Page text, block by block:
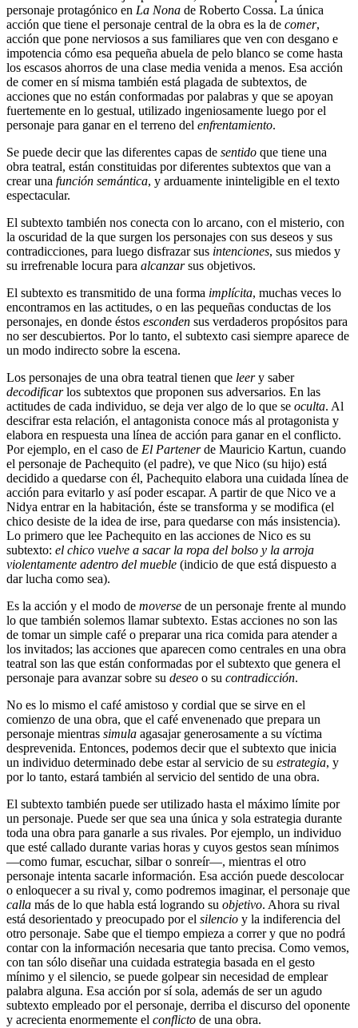
personaje protagónico en La Nona de Roberto Cossa. La única
acción que tiene el personaje central de la obra es la de comer,
acción que pone nerviosos a sus familiares que ven con desgano e
impotencia cómo esa pequeña abuela de pelo blanco se come hasta
los escasos ahorros de una clase media venida a menos. Esa acción
de comer en sí misma también está plagada de subtextos, de
acciones que no están conformadas por palabras y que se apoyan
fuertemente en lo gestual, utilizado ingeniosamente luego por el
personaje para ganar en el terreno del enfrentamiento.
Se puede decir que las diferentes capas de sentido que tiene una
obra teatral, están constituidas por diferentes subtextos que van a
crear una función semántica, y arduamente ininteligible en el texto
espectacular.
El subtexto también nos conecta con lo arcano, con el misterio, con
la oscuridad de la que surgen los personajes con sus deseos y sus
contradicciones, para luego disfrazar sus intenciones, sus miedos y
su irrefrenable locura para alcanzarsus objetivos.
El subtexto es transmitido de una forma implícita, muchas veces lo
encontramos en las actitudes, o en las pequeñas conductas de los
personajes, en donde éstos esconden sus verdaderos propósitos para
no ser descubiertos. Por lo tanto, el subtexto casi siempre aparece de
un modo indirecto sobre la escena.
Los personajes de una obra teatral tienen que leery saber
decodificarlos subtextos que proponen sus adversarios. En las
actitudes de cada individuo, se deja ver algo de lo que se oculta. Al
descifrar esta relación, el antagonista conoce más al protagonista y
elabora en respuesta una línea de acción para ganar en el conflicto.
Por ejemplo, en el caso de El Partenerde Mauricio Kartun, cuando
el personaje de Pachequito (el padre), ve que Nico (su hijo) está
decidido a quedarse con él, Pachequito elabora una cuidada línea de
acción para evitarlo y así poder escapar. A partir de que Nico ve a
Nidya entrar en la habitación, éste se transforma y se modifica (el
chico desiste de la idea de irse, para quedarse con más insistencia).
Lo primero que lee Pachequito en las acciones de Nico es su
subtexto: el chico vuelve a sacar la ropa del bolso y la arroja
violentamente adentro del mueble (indicio de que está dispuesto a
dar lucha como sea).
Es la acción y el modo de moverse de un personaje frente al mundo
lo que también solemos llamar subtexto. Estas acciones no son las
de tomar un simple café o preparar una rica comida para atender a
los invitados; las acciones que aparecen como centrales en una obra
teatral son las que están conformadas por el subtexto que genera el
personaje para avanzar sobre su deseo o su contradicción.
No es lo mismo el café amistoso y cordial que se sirve en el
comienzo de una obra, que el café envenenado que prepara un
personaje mientras simula agasajar generosamente a su víctima
desprevenida. Entonces, podemos decir que el subtexto que inicia
un individuo determinado debe estar al servicio de su estrategia, y
por lo tanto, estará también al servicio del sentido de una obra.
El subtexto también puede ser utilizado hasta el máximo límite por
un personaje. Puede ser que sea una única y sola estrategia durante
toda una obra para ganarle a sus rivales. Por ejemplo, un individuo
que esté callado durante varias horas y cuyos gestos sean mínimos
—como fumar, escuchar, silbar o sonreír—, mientras el otro
personaje intenta sacarle información. Esa acción puede descolocar
o enloquecer a su rival y, como podremos imaginar, el personaje que
calla más de lo que habla está logrando su objetivo. Ahora su rival
está desorientado y preocupado por el silencio y la indiferencia del
otro personaje. Sabe que el tiempo empieza a correr y que no podrá
contar con la información necesaria que tanto precisa. Como vemos,
con tan sólo diseñar una cuidada estrategia basada en el gesto
mínimo y el silencio, se puede golpear sin necesidad de emplear
palabra alguna. Esa acción por sí sola, además de ser un agudo
subtexto empleado por el personaje, derriba el discurso del oponente
y acrecienta enormemente el conflicto de una obra.